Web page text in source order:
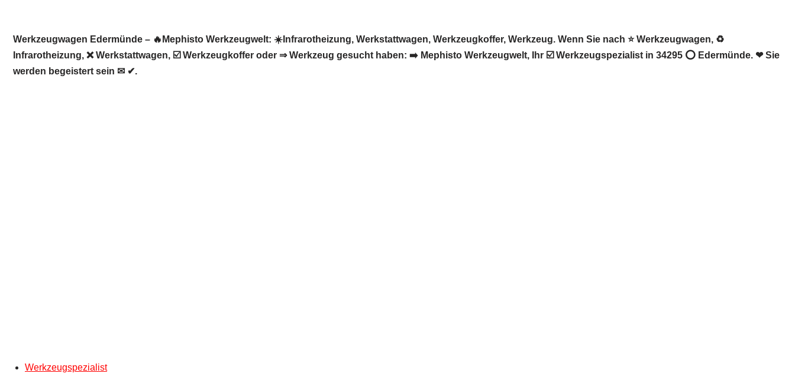
Werkzeugwagen Edermünde – 🔥Mephisto Werkzeugwelt: ☀️Infrarotheizung, Werkstattwagen, Werkzeugkoffer, Werkzeug. Wenn Sie nach ⭐ Werkzeugwagen, ♻
Infrarotheizung, ❌ Werkstattwagen, ☑️ Werkzeugkoffer oder ⇒ Werkzeug gesucht haben: ➡️ Mephisto Werkzeugwelt, Ihr ☑️ Werkzeugspezialist in 34295 ⭕ Edermünde. ❤ Sie
werden begeistert sein ✉ ✔.
Werkzeugspezialist